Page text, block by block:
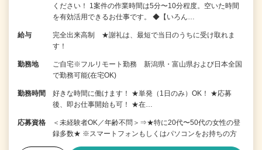
ください！ 1案件の作業時間は5分〜10分程度。空いた時間
を有効活用できるお仕事です。 ◆【いろん…
給与
完全出来高制 ★謝礼は、最短で当日のうちに受け取れま
す！
勤務地
ご自宅※フルリモート勤務 新潟県・富山県および日本全国
で勤務可能(在宅OK)
勤務時間
好きな時間に働けます！ ★単発（1日のみ）OK！ ★応募
後、即お仕事開始も可！ ★在…
応募資格
＜未経験者OK／年齢不問＞⇒★特に20代〜50代の女性の登
録多数★ ※スマートフォンもしくはパソコンをお持ちの方